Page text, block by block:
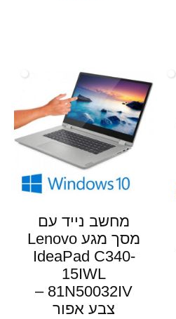
מחשב נייד עם
מסך מגע Lenovo
IdeaPad C340-
15IWL
81N50032IV –
צבע אפור